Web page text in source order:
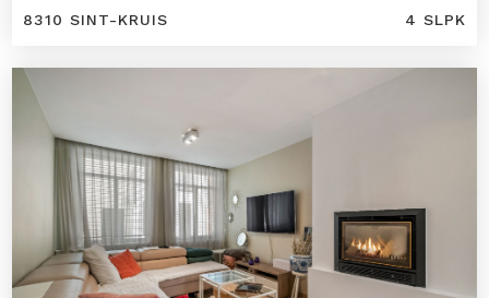
8310 SINT-KRUIS 4 SLPK